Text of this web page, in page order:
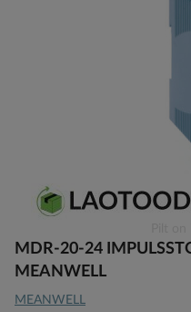
to
the
of
MDR-20-24
MEANWELL
MEANWELL